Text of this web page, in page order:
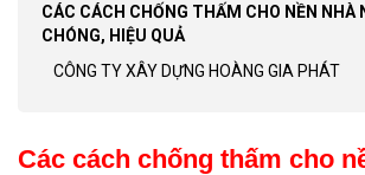
CÁC CÁCH CHỐNG THẤM CHO NỀN NHÀ
CHÓNG, HIỆU QUẢ
CÔNG TY XÂY DỰNG HOÀNG GIA PHÁT
Các cách chống thấm cho